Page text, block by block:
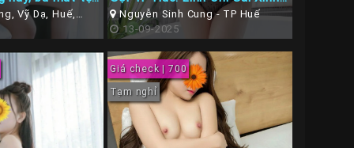
Vỹ Dạ, Huế,
Bom Sex, Gợi Cảm Làm Tình
Rất Dâm
Nguyễn Sinh Cung - TP Huế
13-09-2025
Giá check | 700
Tạm nghỉ